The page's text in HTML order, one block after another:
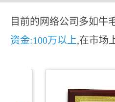
目前的网络公司多如牛
资金:100万以上,在市场